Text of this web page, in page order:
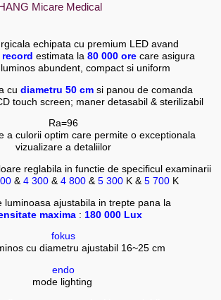
Micare Medical
echipata cu premium LED avand
record estimata la 80 000 orecare asigura
abundent, compact si uniform
cu diametru 50 cm si panou de comanda
touch screen; maner detasabil & sterilizabil
Ra=96
a culorii optim care permite o exceptionala
vizualizare a detaliilor
reglabila in functie de specificul examinarii
& 4 300& 4 800& 5 300K & 5 700K
luminoasa ajustabila in trepte pana la
maxima : 180 000 Lux
fokus
cu diametru ajustabil 16~25 cm
endo
mode lighting